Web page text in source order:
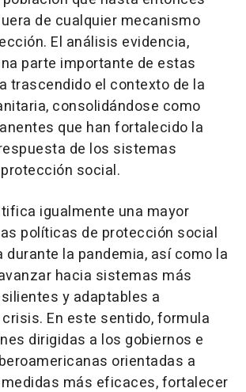
de cualquier mecanismo
El análisis evidencia,
parte importante de estas
trascendido el contexto de la
consolidándose como
que han fortalecido la
de los sistemas
social.
igualmente una mayor
políticas de protección social
durante la pandemia, así como la
hacia sistemas más
y adaptables a
En este sentido, formula
dirigidas a los gobiernos e
orientadas a
más eficaces, fortalecer